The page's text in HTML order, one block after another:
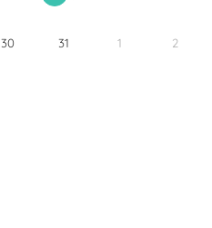
30 31 1 2